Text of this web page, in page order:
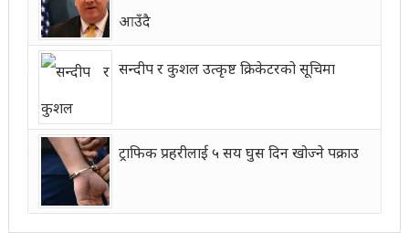
आउँदै
सन्दीप र कुशल उत्कृष्ट क्रिकेटरको सूचिमा
ट्राफिक प्रहरीलाई ५ सय घुस दिन खोज्ने पक्राउ